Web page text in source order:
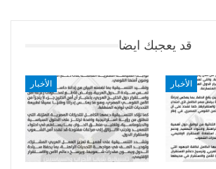
قد يعجبك ايضا
الأخبار الأخبار